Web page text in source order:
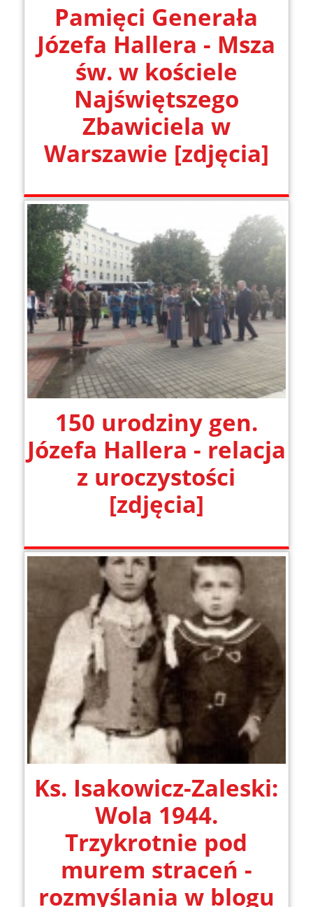
Pamięci Generała
Józefa Hallera - Msza
św. w kościele
Najświętszego
Zbawiciela w
Warszawie [zdjęcia]
­150 urodziny gen.
Józefa Hallera - relacja
z uroczystości
[zdjęcia]
Ks. Isakowicz-Zaleski:
Wola 1944.
Trzykrotnie pod
murem straceń -
rozmyślania w blogu